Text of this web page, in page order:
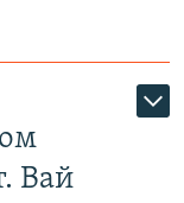
Вай